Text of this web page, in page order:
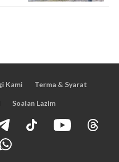
Kami Terma & Syarat
Soalan Lazim